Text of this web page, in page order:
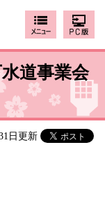
道事業会
日更新